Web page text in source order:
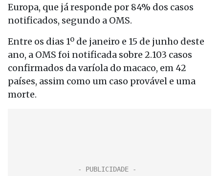
Europa, que já responde por 84% dos casos
notificados, segundo a OMS.
Entre os dias 1º de janeiro e 15 de junho deste
ano, a OMS foi notificada sobre 2.103 casos
confirmados da varíola do macaco, em 42
países, assim como um caso provável e uma
morte.